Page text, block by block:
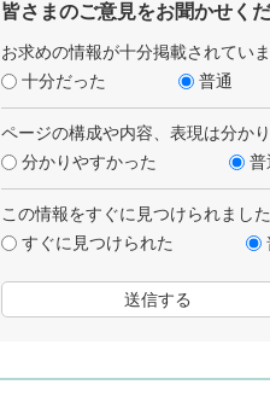
皆さまのご意見をお聞かせく
お求めの情報が十分掲載されてい
十分だった
普通
ページの構成や内容、表現は分か
分かりやすかった
普
この情報をすぐに見つけられまし
すぐに見つけられた